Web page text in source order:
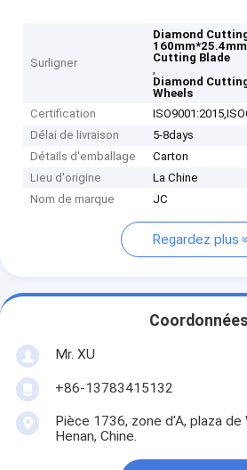
Surligner
Diamond
Cutting Blade
,
Diamond
Wheels
Certification
Délai de livraison
5-8days
Détails d'emballage
Carton
Lieu d'origine
La Chine
Nom de marque
JC
Regardez plus
Coordonnées
Mr. XU
+86-13783415132
Pièce 1736, zone d'A, plaza de
Henan, Chine.